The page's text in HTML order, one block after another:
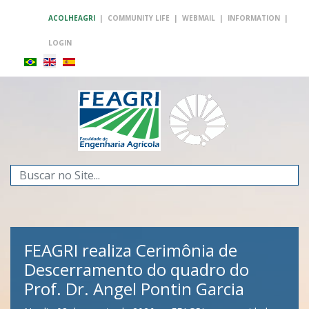
ACOLHEAGRI | COMMUNITY LIFE | WEBMAIL | INFORMATION |
LOGIN
Search
...
FEAGRI realiza Cerimônia de
Descerramento do quadro do
Prof. Dr. Angel Pontin Garcia
FEAGRI